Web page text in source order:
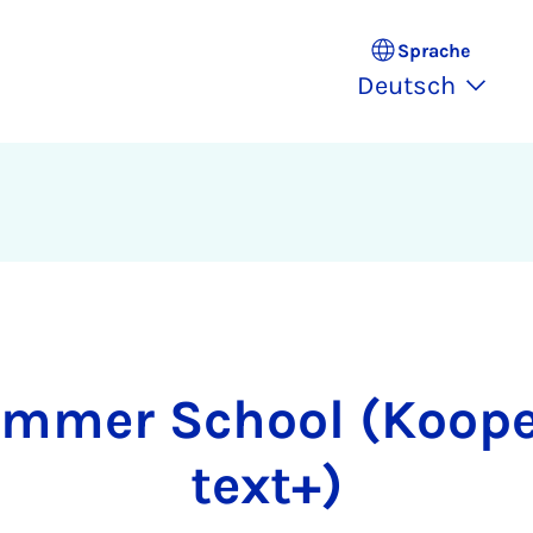
Sprache
Deutsch
School
text+)